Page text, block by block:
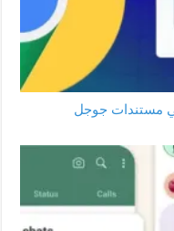
مستندات جوجل